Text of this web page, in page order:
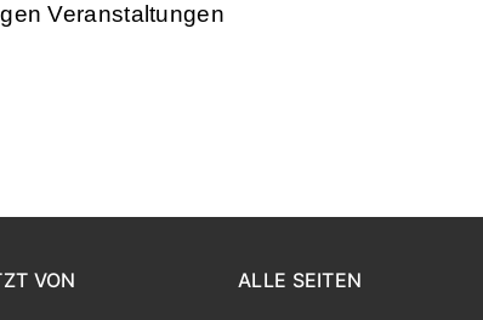
Veranstaltungen
VON ALLE SEITEN